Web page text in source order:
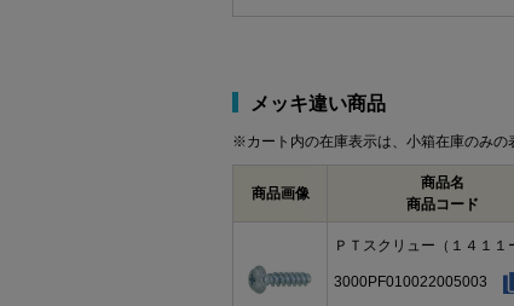
メッキ違い商品
※カート内の在庫表示は、小箱在庫のみの
商品画像
商品名
商品コード
ＰＴスクリュー（１４１１
3000PF010022005003